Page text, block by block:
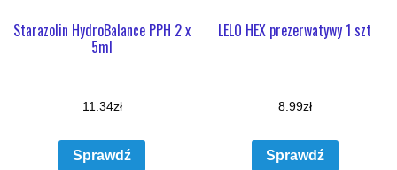
Starazolin HydroBalance PPH 2 x
5ml
11.34zł
Sprawdź
LELO HEX prezerwatywy 1 szt
8.99zł
Sprawdź